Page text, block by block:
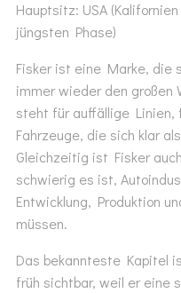
Hauptsitz: USA
jüngsten Phase)
Fisker ist eine Marke, die
immer wieder den
steht für auffällige
Fahrzeuge, die sich klar
Gleichzeitig ist Fisker
schwierig es ist,
Entwicklung, Produktion
müssen.
Das bekannteste Kapitel
früh sichtbar, weil er eine